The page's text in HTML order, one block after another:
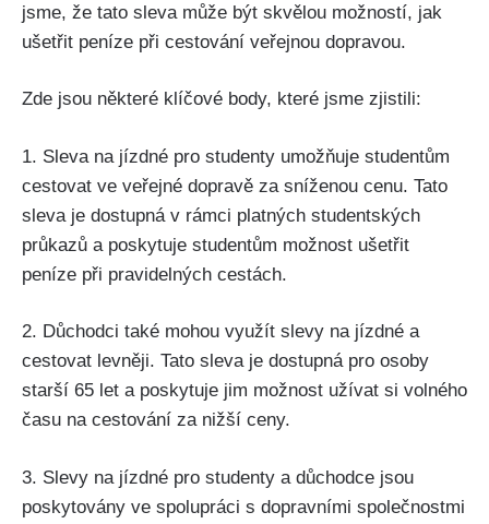
⁤jsme, že tato​ sleva může být skvělou možností, jak
ušetřit peníze při cestování veřejnou dopravou.
Zde jsou některé klíčové ⁢body, které⁢ jsme zjistili:
1. Sleva na jízdné pro studenty umožňuje studentům‍
cestovat ve veřejné dopravě‌ za sníženou cenu.‍ Tato
⁤sleva je ​dostupná v rámci platných studentských
průkazů a poskytuje studentům možnost‍ ušetřit
peníze při⁣ pravidelných cestách.
2. Důchodci také mohou využít slevy na ‍jízdné a‍
cestovat levněji. ​Tato ‍sleva je dostupná pro osoby
starší 65 let a poskytuje jim možnost ⁣užívat si volného‌
času na cestování za⁤ nižší‌ ceny.
3. Slevy na ⁢jízdné pro studenty a ⁤důchodce jsou
poskytovány ve spolupráci s ​dopravními společnostmi